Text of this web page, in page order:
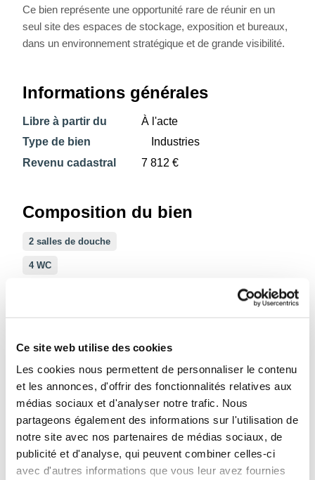
Ce site web utilise des cookies
Les cookies nous permettent de personnaliser le contenu
et les annonces, d'offrir des fonctionnalités relatives aux
médias sociaux et d'analyser notre trafic. Nous
partageons également des informations sur l'utilisation de
notre site avec nos partenaires de médias sociaux, de
publicité et d'analyse, qui peuvent combiner celles-ci
avec d'autres informations que vous leur avez fournies
Ce bien représente une opportunité rare de réunir en un
seul site des espaces de stockage, exposition et bureaux,
dans un environnement stratégique et de grande visibilité.
Informations générales
Libre à partir du
À l'acte
Type de bien
Industries
Revenu cadastral
7 812 €
Composition du bien
2 salles de douche
4 WC
(showroom)
Informations sur le jardin et
terrain
Superficie
cadastrale